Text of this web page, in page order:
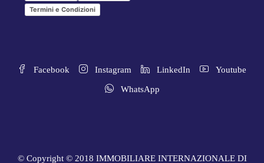
Termini e Condizioni
Facebook Instagram LinkedIn Youtube
WhatsApp
© Copyright © 2018 IMMOBILIARE INTERNAZIONALE DI